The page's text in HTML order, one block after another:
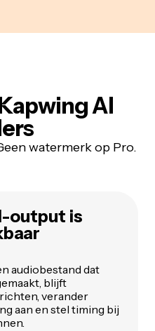
AI
watermerk op Pro.
output is
audiobestand dat
blijft
verander
aan en stel timing bij